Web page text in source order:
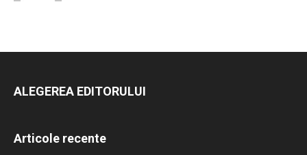
ALEGEREA EDITORULUI
Articole recente